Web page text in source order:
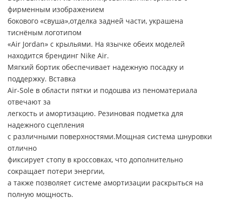
фирменным изображением
бокового «свуша»,отделка задней части, украшена
тиснёным логотипом
«Air Jordan» с крыльями. На язычке обеих моделей
находится брендинг Nike Air.
Мягкий бортик обеспечивает надежную посадку и
поддержку. Вставка
Air-Sole в области пятки и подошва из пеноматериала
отвечают за
легкость и амортизацию. Резиновая подметка для
надежного сцепления
с различными поверхностями.Мощная система шнуровки
отлично
фиксирует стопу в кроссовках, что дополнительно
сокращает потери энергии,
а также позволяет системе амортизации раскрыться на
полную мощность.